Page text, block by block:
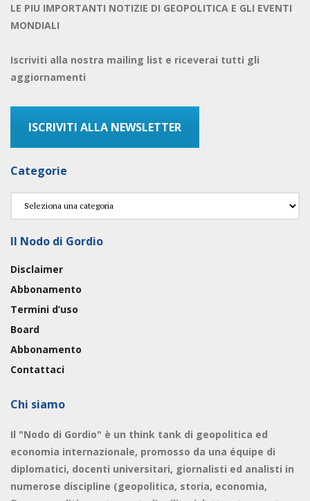
LE PIU IMPORTANTI NOTIZIE DI GEOPOLITICA E GLI EVENTI
MONDIALI
Iscriviti alla nostra mailing list e riceverai tutti gli
aggiornamenti
ISCRIVITI ALLA NEWSLETTER
Categorie
Categorie
Il Nodo di Gordio
Disclaimer
Abbonamento
Termini d’uso
Board
Abbonamento
Contattaci
Chi siamo
Il "Nodo di Gordio" è un think tank di geopolitica ed
economia internazionale, promosso da una équipe di
diplomatici, docenti universitari, giornalisti ed analisti in
numerose discipline (geopolitica, storia, economia,